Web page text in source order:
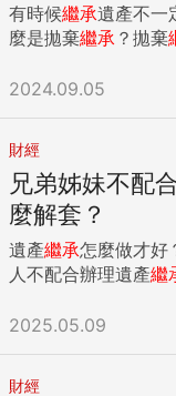
有時候繼承遺產不一
麼是拋棄繼承 ？拋棄
2024.09.05
財經
兄弟姊妹不配
麼解套？
遺產繼承怎麼做才好
人不配合辦理遺產繼
2025.05.09
財經